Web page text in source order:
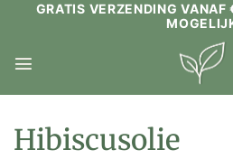
GRATIS VERZENDING VANAF
Hibiscusolie